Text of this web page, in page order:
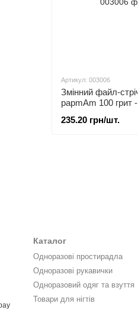
Артикул: 003006
Змінний файл-
papmAm 100 грит
235.20 грн/шт.
Каталог
Одноразові простирадла
Одноразові рукавички
Одноразовий одяг та взуття
Товари для нігтів